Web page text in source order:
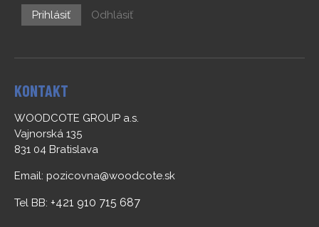
Prihlásiť Odhlásiť
KONTAKT
WOODCOTE GROUP a.s.
Vajnorská 135
831 04 Bratislava
Email: pozicovna@woodcote.sk
Tel BB: +421 910 715 687